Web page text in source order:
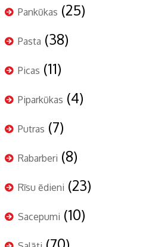
Pankūkas (25)
Pasta (38)
Picas (11)
Piparkūkas (4)
Putras (7)
Rabarberi (8)
Rīsu ēdieni (23)
Sacepumi (10)